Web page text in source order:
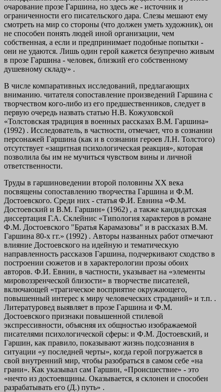
очарование прозе Гаршина, но здесь же - источник и
ограниченности его писательского дара. Слезы мешают ему
смотреть на мир со стороны (что должен уметь художник), он
не способен понять людей иной организации, чем
собственная, а если и предпринимает подобные попытки -
они не удаются. Лишь один герой кажется безупречно живым
в прозе Гаршина - человек, близкий его собственному
душевному складу» .
В числе компаративных исследований, предлагающих
вниманию. читателя сопоставление произведений Гаршина с
творчеством кого-либо из его предшественников, следует в
первую очередь назвать статью Н.В. Кожуховской
«Толстовская традиция в военных рассказах В.М. Гаршина»
(1992) . Исследователь, в частности, отмечает, что в сознании
персонажей Гаршина (как и в сознании героев Л.Н. Толстого)
отсутствует «защитная психологическая реакция», которая
позволила бы им не мучиться чувством вины и личной
ответственности.
Труды в гаршиноведении второй половины XX века
посвящены сопоставлению творчества Гаршина и Ф.М.
Достоевского. Среди них - статья Ф.И. Евнина «Ф.М.
Достоевский и В.М. Гаршин» (1962) , а также кандидатская
диссертация Г.А. Склейнис «Типология характеров в романе
Ф.М. Достоевского "Братья Карамазовы" и в рассказах В.М.
Гаршина 80-х гг.» (1992) . Авторы названных работ отмечают
влияние Достоевского на идейную и тематическую
направленность рассказов Гаршина, подчеркивают сходство в
построении сюжетов и в характерологии прозы обоих
авторов. Ф.И. Евнин, в частности, указывает на «элементы
мировоззренческой близости» в творчестве писателей,
включающей «трагическое восприятие окружающего,
повышенный интерес к миру человеческих страданий» и т.п. .
Литературовед выявляет в прозе Гаршина и Ф.М.
Достоевского признаки повышенной стилевой
экспрессивности, объясняя их общностью изображаемой
писателями психологической сферы: и Ф.М. Достоевский, и
Гаршин, как правило, показывают жизнь подсознания в
ситуации «у последней черты», когда герой погружается в
свой внутренний мир, чтобы разобраться в самом себе «на
грани». Как указывал сам Гаршин, «Происшествие» - это
«нечто из достоевщины. Оказывается, я склонен и способен
разрабатывать его (Д.) путь» .